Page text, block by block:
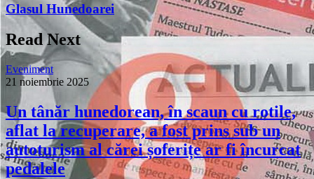
Glasul Hunedoarei
Read Next
Eveniment
21 noiembrie 2025
Un tânăr hunedorean, în scaun cu rotile,
aflat la recuperare, a fost prins sub un
autoturism al cărei șoferițe ar fi încurcat
pedalele